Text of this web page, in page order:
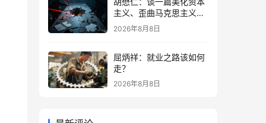
主义、歪曲马克思主义的
奇文
2026年8月8日
屈炳祥：就业之路该如何
走？
2026年8月8日